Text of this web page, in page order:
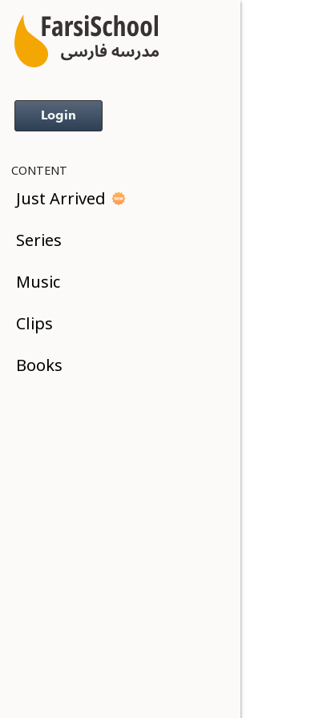
Login
CONTENT
Just Arrived
Series
Music
Clips
Books